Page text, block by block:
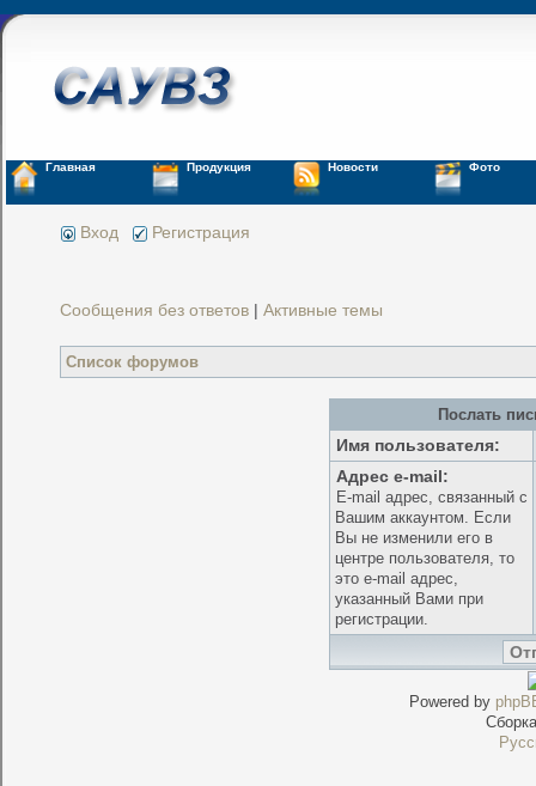
Главная Продукция Новости Фото
Вход Регистрация
Сообщения без ответов |Активные темы
Список форумов
Послать
Имя пользователя:
Адрес e-mail:
E-mail адрес, связанный с
Вашим аккаунтом. Если
Вы не изменили его в
центре пользователя, то
это e-mail адрес,
указанный Вами при
регистрации.
Powered by